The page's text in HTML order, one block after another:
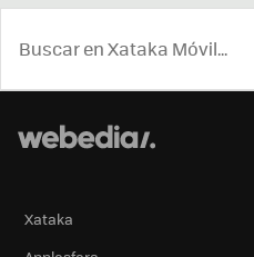
Xataka